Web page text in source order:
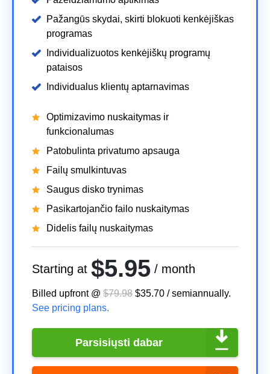
Pažangūs skydai, skirti blokuoti kenkėjiškas
programas
Individualizuotos kenkėjiškų programų
pataisos
Individualus klientų aptarnavimas
Optimizavimo nuskaitymas ir
funkcionalumas
Patobulinta privatumo apsauga
Failų smulkintuvas
Saugus disko trynimas
Pasikartojančio failo nuskaitymas
Didelis failų nuskaitymas
Starting at $5.95 / month
Billed upfront @ $79.98 $35.70 /semiannually.
See pricing plans.
Parsisiųsti dabar